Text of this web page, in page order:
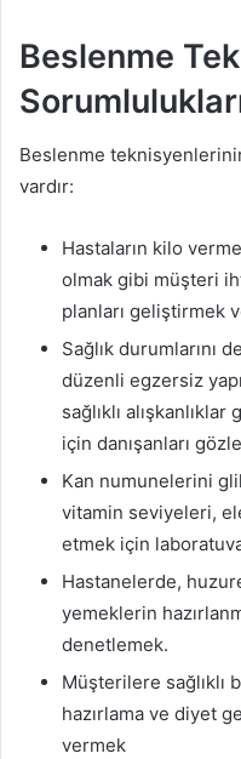
Beslenme
Beslenme
vardır:
Hastaların kilo
olmak gibi müşteri
planları geliştirmek
Sağlık durumlarını
düzenli egzersiz
sağlıklı
için danışanları
Kan numunelerini
vitamin seviyeleri,
etmek için
Hastanelerde,
yemeklerin
denetlemek.
Müşterilere sağlıklı
hazırlama ve diyet
vermek